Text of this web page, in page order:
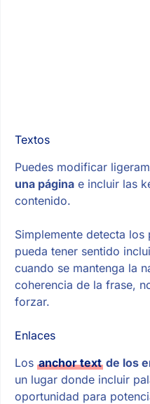
Textos
Puedes modificar
una páginae incluir las
contenido.
Simplemente detecta
pueda tener sentido
cuando se mantenga la
coherencia de la frase,
forzar.
Enlaces
Los anchor textde los
un lugar donde incluir
oportunidad para